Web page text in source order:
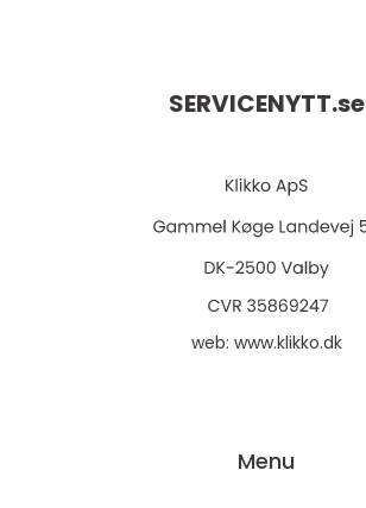
SERVICENYTT.se
web: www.klikko.dk
Menu